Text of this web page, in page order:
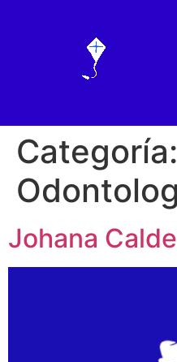
Categoría:
Johana